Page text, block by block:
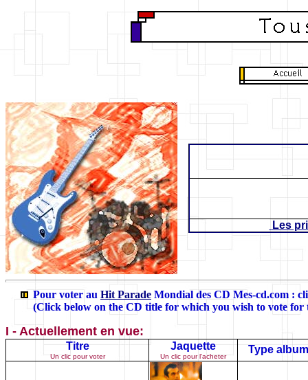
Les
Pour voter au Hit Parade Mondial des CD Mes-cd.com :
(Click below on the CD title for which you wish to vote
I - Actuellement en vue:
Titre
Un clic pour voter
Jaquette
Un clic pour l'acheter
Type album